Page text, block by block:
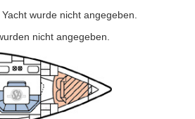
wurde nicht angegeben.
nicht angegeben.